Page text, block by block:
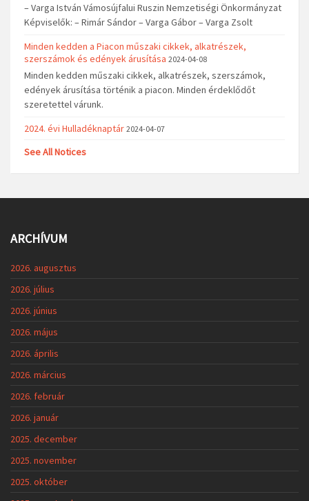
– Varga István Vámosújfalui Ruszin Nemzetiségi Önkormányzat
Képviselők: – Rimár Sándor – Varga Gábor – Varga Zsolt
Minden kedden a Piacon műszaki cikkek, alkatrészek,
szerszámok és edények árusítása 2024-04-08
Minden kedden műszaki cikkek, alkatrészek, szerszámok,
edények árusítása történik a piacon. Minden érdeklődőt
szeretettel várunk.
2024. évi Hulladéknaptár 2024-04-07
See All Notices
ARCHÍVUM
2026. augusztus
2026. július
2026. június
2026. május
2026. április
2026. március
2026. február
2026. január
2025. december
2025. november
2025. október